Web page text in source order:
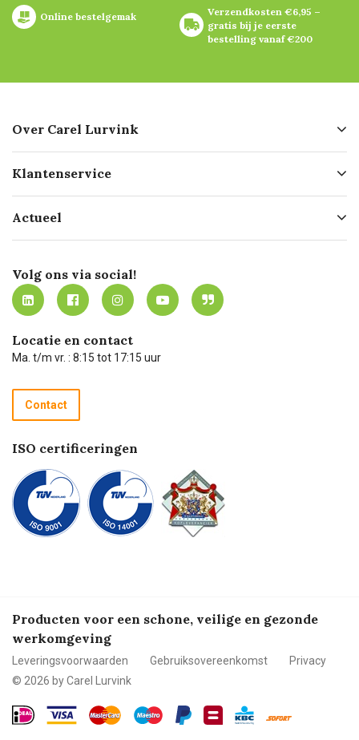
Online bestelgemak
Verzendkosten €6,95 –
gratis bij je eerste
bestelling vanaf €200
Over Carel Lurvink
Geschiedenis
Missie
Werken bij Carel Lurvink
MVO
Klantenservice
Bezorgen
Mijn Carel Lurvink
Mijn Carel Lurvink instructievideo's
Carel Lurvink App
Hulp op afstand
Technische dienst
Recycle programma
Betalen
Actueel
Innovation LAB
Tevreden klanten
Carel Lurvink Blog
Carel de podcast
Volg ons via social!
Locatie en contact
Ma. t/m vr. : 8:15 tot 17:15 uur
Contact
ISO certificeringen
Producten voor een schone, veilige en gezonde
werkomgeving
Leveringsvoorwaarden Gebruiksovereenkomst
Privacy
© 2026 by Carel Lurvink